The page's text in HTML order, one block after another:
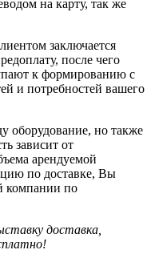
на карту, так же
заключается
после чего
к формированию с
и потребностей вашего
оборудование, но также
зависит от
арендуемой
по доставке, Вы
компании по
доставка,